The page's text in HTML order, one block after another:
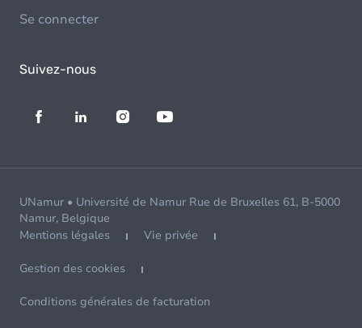
Se connecter
Suivez-nous
UNamur • Université de Namur Rue de Bruxelles 61, B-5000
Namur, Belgique
Mentions légales
Vie privée
Gestion des cookies
Conditions générales de facturation